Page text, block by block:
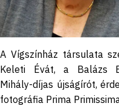
A Vígszínház társulata
Keleti Évát, a Balázs
Mihály-díjas újságírót,
fotográfia Prima